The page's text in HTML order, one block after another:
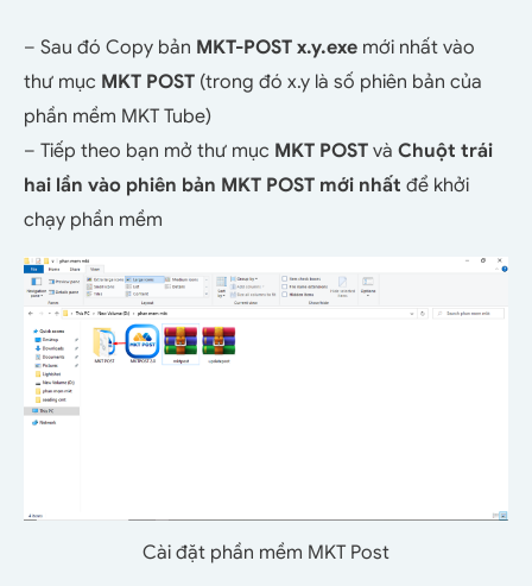
– Sau đó Copy bản MKT-POST x.y.exe mới nhất vào
thư mục MKT POST (trong đó x.y là số phiên bản của
phần mềm MKT Tube)
– Tiếp theo bạn mở thư mục MKT POST và Chuột trái
hai lần vào phiên bản MKT POST mới nhất để khởi
chạy phần mềm
Cài đặt phần mềm MKT Post